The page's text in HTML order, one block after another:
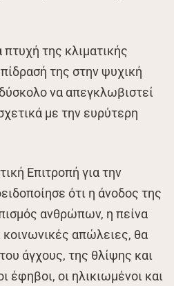
πτυχή της κλιματικής
της στην ψυχική
να απεγκλωβιστεί
με την ευρύτερη
Επιτροπή για την
ότι η άνοδος της
ανθρώπων, η πείνα
κοινωνικές απώλειες, θα
άγχους, της θλίψης και
έφηβοι, οι ηλικιωμένοι και